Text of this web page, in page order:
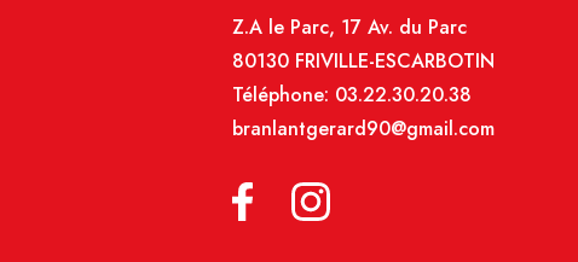
Z.A le Parc, 17 Av. du Parc
80130 FRIVILLE-ESCARBOTIN
Téléphone: 03.22.30.20.38
branlantgerard90@gmail.com